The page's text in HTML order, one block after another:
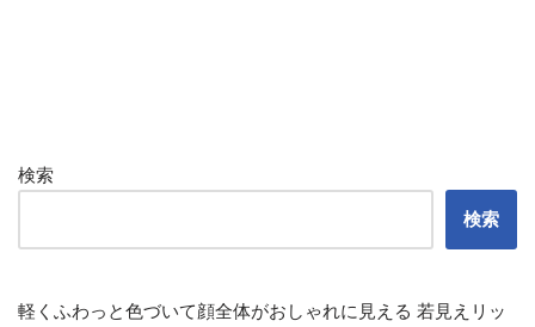
検索
検索
軽くふわっと色づいて顔全体がおしゃれに見える 若見えリッ